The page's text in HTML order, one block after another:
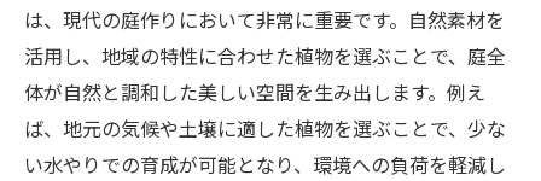
は、現代の庭作りにおいて非常に重要です。自然素材を
活用し、地域の特性に合わせた植物を選ぶことで、庭全
体が自然と調和した美しい空間を生み出します。例え
ば、地元の気候や土壌に適した植物を選ぶことで、少な
い水やりでの育成が可能となり、環境への負荷を軽減し